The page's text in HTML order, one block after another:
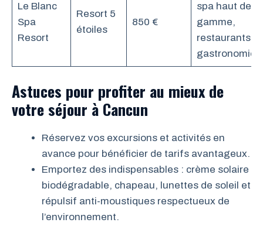
Le Blanc
Spa
Resort
Resort 5
étoiles
850 €
spa haut de
gamme,
restaurants
Astuces pour profiter au mieux de
votre séjour à Cancun
Réservez vos excursions et activités en
avance pour bénéficier de tarifs avantageux.
Emportez des indispensables : crème solaire
biodégradable, chapeau, lunettes de soleil et
répulsif anti-moustiques respectueux de
l’environnement.